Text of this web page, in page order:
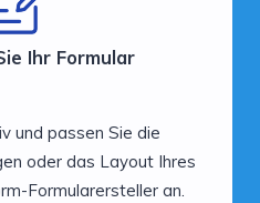
Ihr Formular
und passen Sie die
oder das Layout Ihres
Formularersteller an.